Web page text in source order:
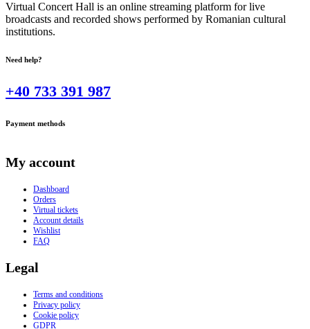
Virtual Concert Hall is an online streaming platform for live
broadcasts and recorded shows performed by Romanian cultural
institutions.
Need help?
+40 733 391 987
Payment methods
My account
Dashboard
Orders
Virtual tickets
Account details
Wishlist
FAQ
Legal
Terms and conditions
Privacy policy
Cookie policy
GDPR